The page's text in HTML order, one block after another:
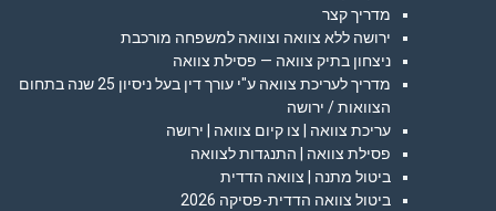
מדריך קצר
ירושה ללא צוואה וצוואה למשפחה מורכבת
ניצחון בתיק צוואה — פסילת צוואה
מדריך לעריכת צוואה ע"י עורך דין בעל ניסיון 25 שנה בתחום
הצוואות / ירושה
עריכת צוואה | צו קיום צוואה | ירושה
פסילת צוואה | התנגדות לצוואה
ביטול מתנה | צוואה הדדית
ביטול צוואה הדדית-פסיקה 2026